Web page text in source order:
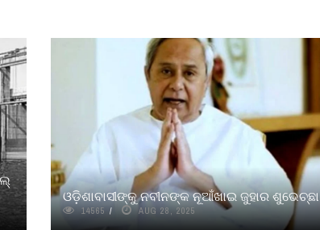
ଓଡ଼ିଶାବାସୀଙ୍କୁ ନବୀନଙ୍କ ନୂଆଁଖାଇ ଜୁହାର ଶୁଭେଚ୍ଛା
14565 AUG 28, 2025